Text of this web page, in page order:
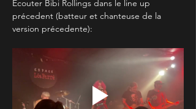
Ecouter Bibi Rollings dans le line up
précedent (batteur et chanteuse de la
version précedente):